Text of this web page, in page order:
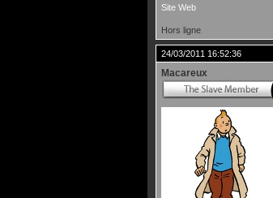
Site Web
Hors ligne
24/03/2011 16:52:36
Macareux